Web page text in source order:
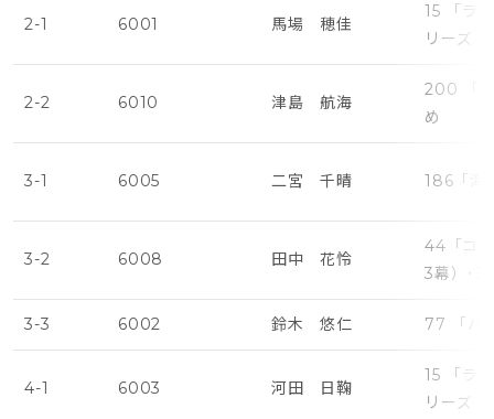
2-1 6001 馬場 穂佳
15 「ラ
リーズ・
2-2 6010 津島 航海
200 「
め
3-1 6005 二宮 千晴 186「海
3-2 6008 田中 花怜
44「コ
3幕）･
3-3 6002 鈴木 悠仁 77 「パ
4-1 6003 河田 日鞠
15 「ラ
リーズ・